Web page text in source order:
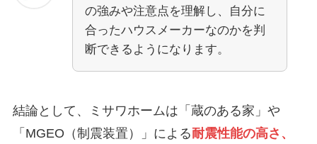
の強みや注意点を理解し、自分に
合ったハウスメーカーなのかを判
断できるようになります。
結論として、ミサワホームは「蔵のある家」や
「MGEO（制震装置）」による耐震性能の高さ、